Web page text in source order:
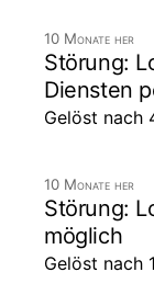
10 Monate her
Störung:
Diensten
Gelöst nach
10 Monate her
Störung:
möglich
Gelöst nach